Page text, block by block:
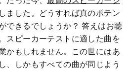
ました。どうすれば真のポテン
できるでしょうか？ 答えはお聴
スピーカーテストに適した曲を
かもしれません。この世にはあ
、しかもすべての曲が同じよう